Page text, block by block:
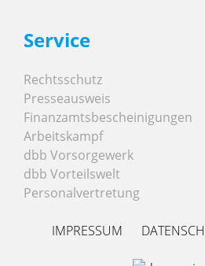
Service
Rechtsschutz
Presseausweis
Finanzamtsbescheinigungen
Arbeitskampf
dbb Vorsorgewerk
dbb Vorteilswelt
Personalvertretung
IMPRESSUM